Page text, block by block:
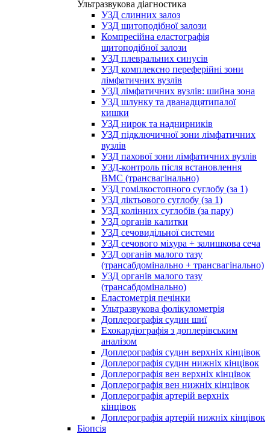
Ультразвукова діагностика
УЗД слинних залоз
УЗД щитоподібної залози
Компресійна еластографія
щитоподібної залози
УЗД плевральних синусів
УЗД комплексно переферійні зони
лімфатичних вузлів
УЗД лімфатичних вузлів: шийна зона
УЗД шлунку та дванадцятипалої
кишки
УЗД нирок та наднирників
УЗД підключичної зони лімфатичних
вузлів
УЗД пахової зони лімфатичних вузлів
УЗД-контроль після встановлення
ВМС (трансвагінально)
УЗД гомілкостопного суглобу (за 1)
УЗД ліктьового суглобу (за 1)
УЗД колінних суглобів (за пару)
УЗД органів калитки
УЗД сечовидільної системи
УЗД сечового міхура + залишкова сеча
УЗД органів малого тазу
(трансабдомінально + трансвагінально)
УЗД органів малого тазу
(трансабдомінально)
Еластометрія печінки
Ультразвукова фолікулометрія
Доплерографія судин шиї
Ехокардіографія з доплерівським
аналізом
Доплерографія судин верхніх кінцівок
Доплерографія судин нижніх кінцівок
Доплерографія вен верхніх кінцівок
Доплерографія вен нижніх кінцівок
Доплерографія артерій верхніх
кінцівок
Доплерографія артерій нижніх кінцівок
Біопсія